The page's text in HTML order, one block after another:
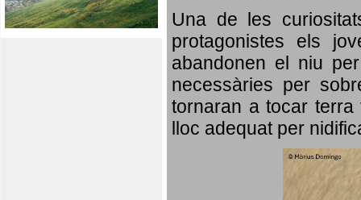
Una de les
protagonistes els
abandonen el niu
necessàries per
tornaran a tocar
lloc adequat per